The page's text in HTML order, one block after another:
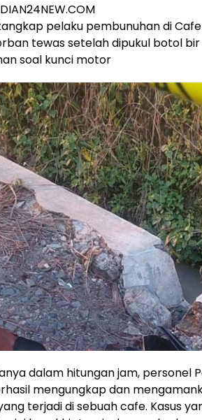
pelaku pembunuhan di
tewas setelah dipukul botol
soal kunci motor
dalam hitungan jam, personel
mengungkap dan
terjadi di sebuah cafe. Kasus